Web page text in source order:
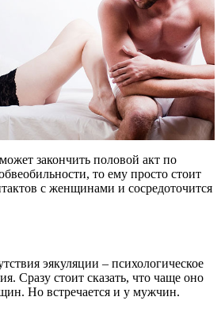
закончить половой акт по
то ему просто стоит
с женщинами и сосредоточится
эякуляции – психологическое
Сразу стоит сказать, что чаще оно
Но встречается и у мужчин.